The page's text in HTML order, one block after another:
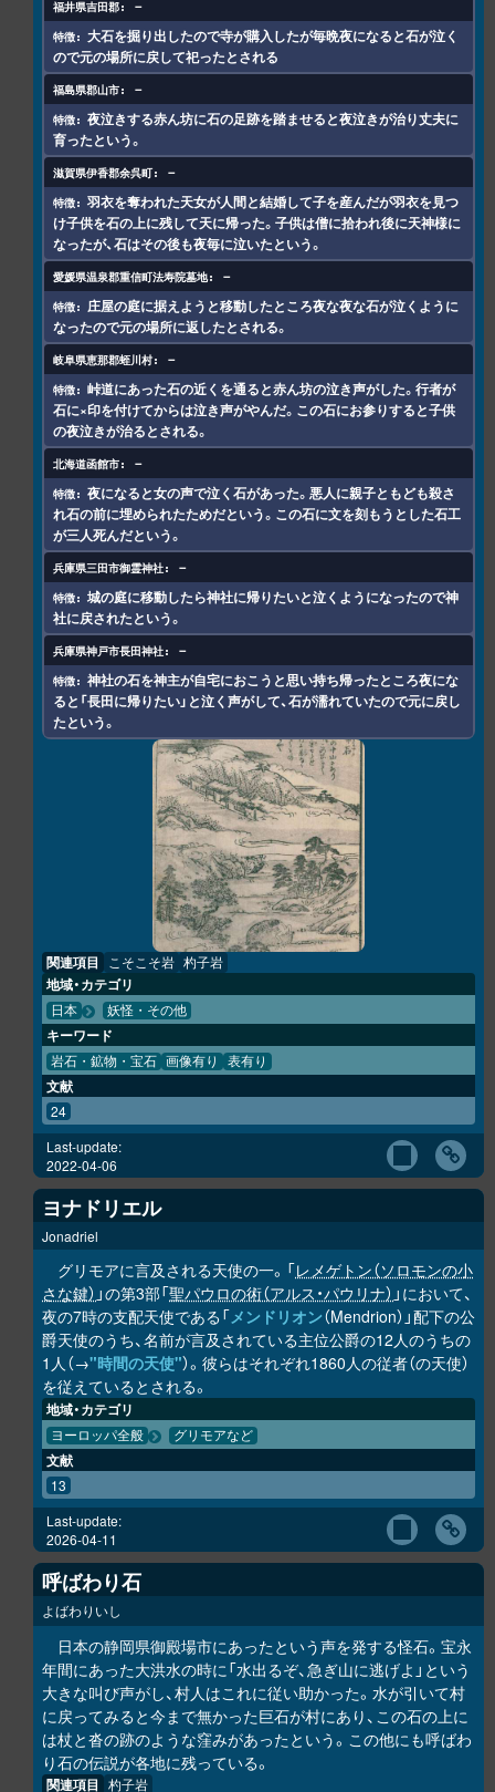
－
大石を掘り出したので寺が購入したが毎晩夜になると石が泣く
ので元の場所に戻して祀ったとされる
－
夜泣きする赤ん坊に石の足跡を踏ませると夜泣きが治り丈夫に
育ったという。
－
羽衣を奪われた天女が人間と結婚して子を産んだが羽衣を見つ
け子供を石の上に残して天に帰った。子供は僧に拾われ後に天神様に
なったが、石はその後も夜毎に泣いたという。
－
庄屋の庭に据えようと移動したところ夜な夜な石が泣くように
なったので元の場所に返したとされる。
－
峠道にあった石の近くを通ると赤ん坊の泣き声がした。行者が
石に×印を付けてからは泣き声がやんだ。この石にお参りすると子供
の夜泣きが治るとされる。
－
夜になると女の声で泣く石があった。悪人に親子ともども殺さ
れ石の前に埋められたためだという。この石に文を刻もうとした石工
が三人死んだという。
－
城の庭に移動したら神社に帰りたいと泣くようになったので神
社に戻されたという。
－
神社の石を神主が自宅におこうと思い持ち帰ったところ夜にな
ると「長田に帰りたい」と泣く声がして、石が濡れていたので元に戻し
たという。
関連項目 こそこそ岩 杓子岩
地域・カテゴリ
日本 妖怪・その他
キーワード
岩石・鉱物・宝石 画像有り 表有り
文献
24
Last-update:
2022-04-06
ヨナドリエル
Jonadriel
グリモアに言及される天使の一。「レメゲトン（ソロモンの小
さな鍵） 」の第3部「聖パウロの術（アルス・パウリナ） 」において、
夜の7時の支配天使である「メンドリオン（Mendrion）」配下の公
爵天使のうち、名前が言及されている主位公爵の12人のうちの
1人（→"時間の天使"）。彼らはそれぞれ1860人の従者（の天使）
を従えているとされる。
地域・カテゴリ
ヨーロッパ全般 グリモアなど
文献
13
Last-update:
2026-04-11
呼ばわり石
よばわりいし
日本の静岡県御殿場市にあったという声を発する怪石。宝永
年間にあった大洪水の時に「水出るぞ、急ぎ山に逃げよ」という
大きな叫び声がし、村人はこれに従い助かった。水が引いて村
に戻ってみると今まで無かった巨石が村にあり、この石の上に
は杖と沓の跡のような窪みがあったという。この他にも呼ばわ
り石の伝説が各地に残っている。
関連項目 杓子岩